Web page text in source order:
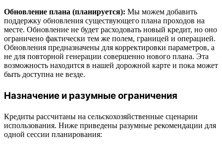
Обновление плана (планируется): Мы можем добавить
поддержку обновления существующего плана проходов на
месте. Обновление не будет расходовать новый кредит, но оно
ограничено фактически тем же полем, границей и операцией.
Обновления предназначены для корректировки параметров, а
не для повторной генерации совершенно нового плана. Эта
возможность находится в нашей дорожной карте и пока может
быть доступна не везде.
Назначение и разумные ограничения
Кредиты рассчитаны на сельскохозяйственные сценарии
использования. Ниже приведены разумные рекомендации для
одной сессии планирования: